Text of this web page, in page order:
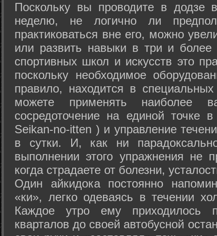
Поскольку вы проводите в додзе
неделю, не логично ли
практиковаться вне его, можно
или развить навыки в три и
спортивных школ и искусств это
поскольку необходимое
правило, находится в
можете применять наиболее
сосредоточение на единой точке
Seikan-­no-­itten ) и управление
в сутки. И, как ни
выполнении этого упражнения не
когда страдаете от болезни,
Один айкидока постоянно
«ки», легко одеваясь в течении
Каждое утро ему приходилось
кварталов до своей автобусной